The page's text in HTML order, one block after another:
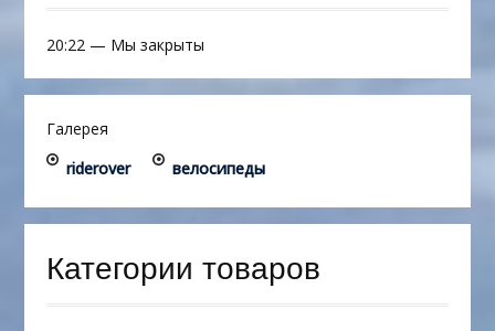
20:22— Мы закрыты
Галерея
riderover
велосипеды
Категории товаров